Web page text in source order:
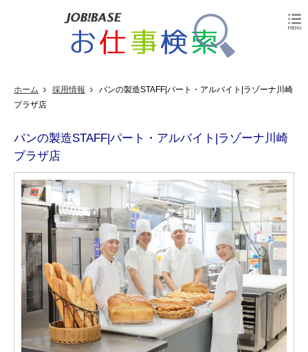
ホーム 採用情報
パンの製造STAFF|パート・アルバイト|ラゾーナ川崎
プラザ店
パンの製造STAFF|パート・アルバイト|ラゾーナ川崎
プラザ店